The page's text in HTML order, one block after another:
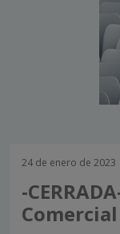
24 de enero de 2023
-